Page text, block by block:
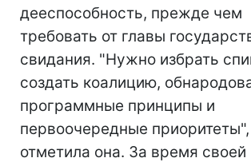
дееспособность, прежде чем
требовать от главы
свидания. "Нужно избрать
создать коалицию,
программные принципы и
первоочередные
отметила она. За время своей